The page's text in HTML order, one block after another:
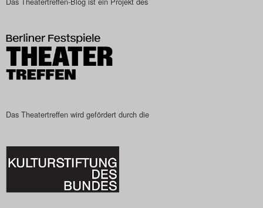
2023
Das Theatertreffen-Blog
Das Theatertreffen-Blog
2025
Das Theatertreffen-Blog
Archiv
Das Theatertreffen wird gefördert durch die